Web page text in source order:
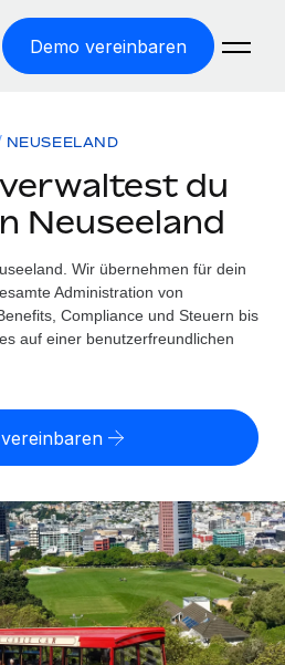
Demo vereinbaren
Payroll
ohne Kosten für Niederlassungen
Arbeit mit Freelancer:innen
und Verwalten von
HR-Aufgaben
bei der Einstellung
in allen US-Bundesstaaten
Lösungen für wachsende
berechnen
berechnen
Währungen und
globale Freelancer:innen
NEUSEELAND
du
Neuseeland
Wir übernehmen für dein
Administration von
Compliance und Steuern bis
auf einer benutzerfreundlichen